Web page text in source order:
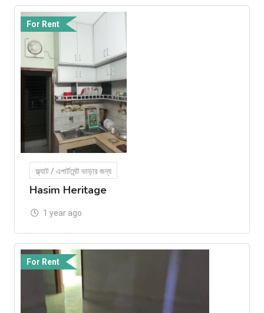
For Rent
ফ্ল্যাট / এপার্টমেন্ট ভাড়ার জন্য
Hasim Heritage
1 year ago
For Rent